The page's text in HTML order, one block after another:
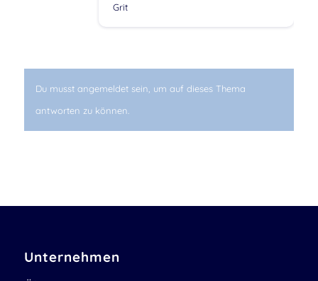
Grit
Du musst angemeldet sein, um auf dieses Thema
antworten zu können.
Unternehmen